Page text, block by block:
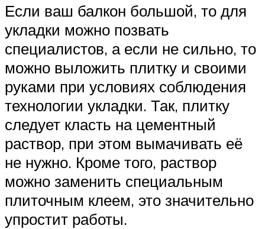
Если ваш балкон большой, то для
укладки можно позвать
специалистов, а если не сильно, то
можно выложить плитку и своими
руками при условиях соблюдения
технологии укладки. Так, плитку
следует класть на цементный
раствор, при этом вымачивать её
не нужно. Кроме того, раствор
можно заменить специальным
плиточным клеем, это значительно
упростит работы.